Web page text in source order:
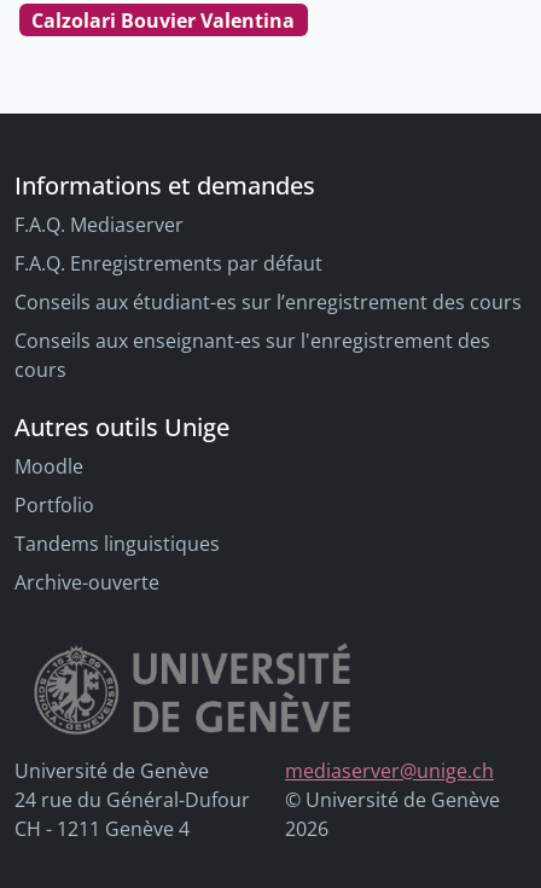
Calzolari Bouvier Valentina
Informations et demandes
F.A.Q. Mediaserver
F.A.Q. Enregistrements par défaut
Conseils aux étudiant-es sur l’enregistrement des cours
Conseils aux enseignant-es sur l'enregistrement des
cours
Autres outils Unige
Moodle
Portfolio
Tandems linguistiques
Archive-ouverte
Université de Genève
24 rue du Général-Dufour
CH - 1211 Genève 4
mediaserver@unige.ch
© Université de Genève
2026